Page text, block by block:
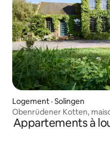
Logement · Solingen
Obenrüdener Kotten,
Appartements à